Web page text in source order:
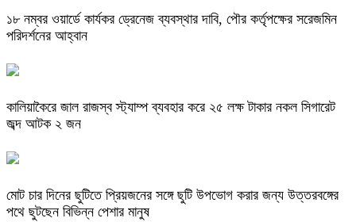
১৮ নম্বর ওয়ার্ডে কার্যকর ড্রেনেজ ব্যবস্থার দাবি, পৌর কর্তৃপক্ষের সরেজমিন
পরিদর্শনের আহ্বান
কালিয়াকৈরে জাল রাজস্ব স্ট্যাম্প ব্যবহার করে ২৫ লক্ষ টাকার নকল সিগারেট
জব্দ আটক ২ জন
মোট চার দিনের ছুটিতে প্রিয়জনের সঙ্গে ছুটি উপভোগ করার জন্য উত্তরবঙ্গের
পথে ছুটছেন বিভিন্ন পেশার মানুষ